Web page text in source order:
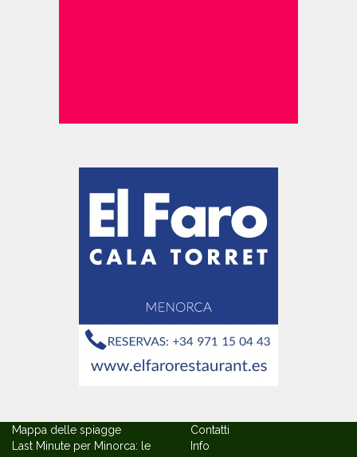
Mappa delle spiagge
Last Minute per Minorca: le
Contatti
Info